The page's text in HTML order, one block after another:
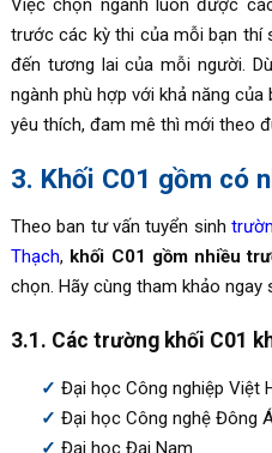
Việc chọn ngành luôn được
trước các kỳ thi của mỗi bạn thí
đến tương lai của mỗi người.
ngành phù hợp với khả năng
yêu thích, đam mê thì mới theo
3. Khối C01 gồm có
Theo ban tư vấn tuyển sinh
Thạch, khối C01 gồm nhiều
chọn. Hãy cùng tham khảo ngay
3.1. Các trường khối C01
Đại học Công nghiệp Việt
Đại học Công nghệ Đông
Đại học Đại Nam